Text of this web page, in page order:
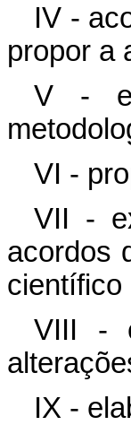
IV -
propor a
V -
VI -
VII -
acordos
científico
VIII -
IX -